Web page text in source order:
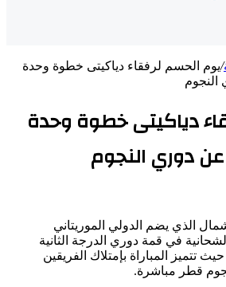
/يوم الحسم لرفقاء دياكيتى خطوة وحدة
دياكيتى خطوة وحدة
دوري النجوم
الذي يضم الدولي الموريتاني
في قمة دوري الدرجة الثانية
تتميز المباراة بإمتلاك الفريقين
قطر مباشرة.